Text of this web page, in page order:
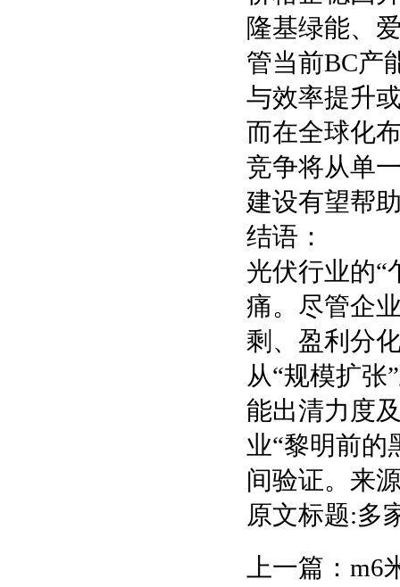
隆基绿能、
管当前BC产
与效率提升
而在全球化
竞争将从单
建设有望帮
结语：
光伏行业的“
痛。尽管企
剩、盈利分
从“规模扩张
能出清力度
业“黎明前的
间验证。来
原文标题:多
上一篇： m6